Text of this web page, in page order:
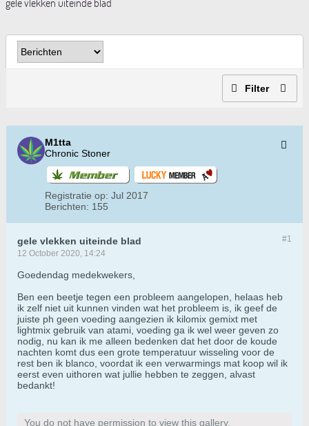
gele vlekken uiteinde blad
Filter
M1tta
Chronic Stoner
Registratie op: Jul 2017
Berichten: 155
#1
gele vlekken uiteinde blad
12 October 2020, 14:24
Goedendag medekwekers,
Ben een beetje tegen een probleem aangelopen, helaas heb
ik zelf niet uit kunnen vinden wat het probleem is, ik geef de
juiste ph geen voeding aangezien ik kilomix gemixt met
lightmix gebruik van atami, voeding ga ik wel weer geven zo
nodig, nu kan ik me alleen bedenken dat het door de koude
nachten komt dus een grote temperatuur wisseling voor de
rest ben ik blanco, voordat ik een verwarmings mat koop wil ik
eerst even uithoren wat jullie hebben te zeggen, alvast
bedankt!
You do not have permission to view this gallery.